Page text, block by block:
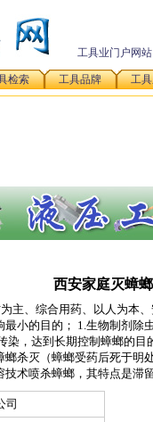
工具业门户网站
检索 工具品牌 工
西安家庭灭蟑螂
主、综合用药、以人为本
最小的目的； 1.生物制剂
染，达到长期控制蟑螂的
杀灭（蟑螂受药后死于明
术喷杀蟑螂，其特点是
司